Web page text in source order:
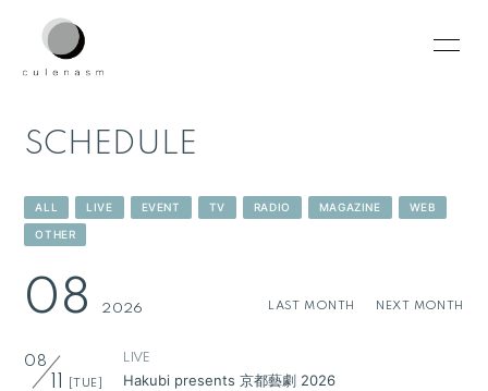
SCHEDULE
VIDEO DISCOGRAPHY
SCHEDULE
ALL LIVE EVENT TV RADIO MAGAZINE WEB
OTHER
08 2026 LAST MONTH NEXT MONTH
08
[TUE]
LIVE
Hakubi presents 京都藝劇 2026